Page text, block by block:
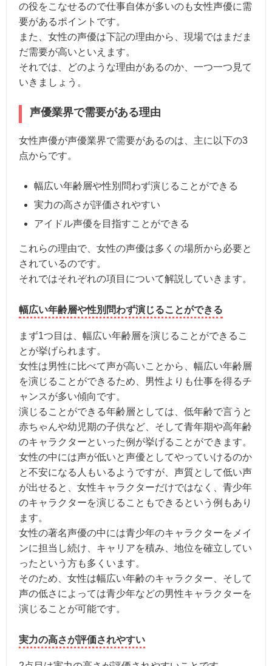
の役をこなせるので仕事自体が多いのも女性声優に需
要があるポイントです。
また、女性の声優は下記の理由から、現場ではまだま
だ需要が高いといえます。
それでは、どのような理由があるのか、一つ一つ見て
いきましょう。
声優業界で需要がある理由
女性声優が声優業界で需要があるのは、主に以下の3
点からです。
幅広い年齢層や性別問わず演じることができる
実力の高さが評価されやすい
アイドル声優を目指すことができる
これらの理由で、女性の声優は多くの場所から必要と
されているのです。
それではそれぞれの項目について解説していきます。
幅広い年齢層や性別問わず演じることができる
まず1つ目は、幅広い年齢層を演じることができるこ
とが挙げられます。
女性は男性に比べて声が高いことから、幅広い年齢層
を演じることができるため、男性よりも仕事を得るチ
ャンスが多い傾向です。
演じることができる年齢層としては、低年齢で言うと
赤ちゃんや幼児期の子供など、そして青年期や高年齢
のキャラクターといった例が挙げることができます。
女性の中には声が低いと声優としてやっていけるのか
と不安になる人もいるようですが、声質として低い声
が出せると、女性キャラクターだけではなく、青少年
のキャラクターを演じることもできるという例もあり
ます。
女性の著名声優の中には青少年のキャラクターをメイ
ンに担当し続け、キャリアを積み、地位を確立してい
ったという方も多くいます。
そのため、女性は幅広い年齢のキャラクター、そして
声の低さによっては青少年などの男性キャラクターを
演じることが可能です。
実力の高さが評価されやすい